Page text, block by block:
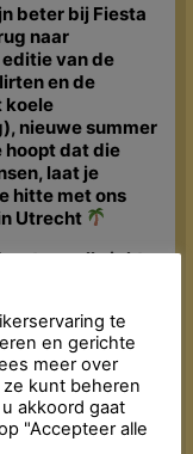
beter bij Fiesta
naar
van de
en de
koele
nieuwe summer
hoopt dat die
laat je
hitte met ons
Utrecht
all night
geldige ID)
Ga dan naar
app voor
te
en gerichte
meer over
kunt beheren
akkoord gaat
"Accepteer alle